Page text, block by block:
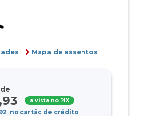
Mapa de assentos
,93 a vista no PIX
no cartão de crédito